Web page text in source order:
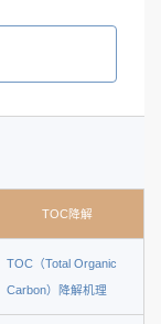
TOC降解
TOC（Total Organic
Carbon）降解机理